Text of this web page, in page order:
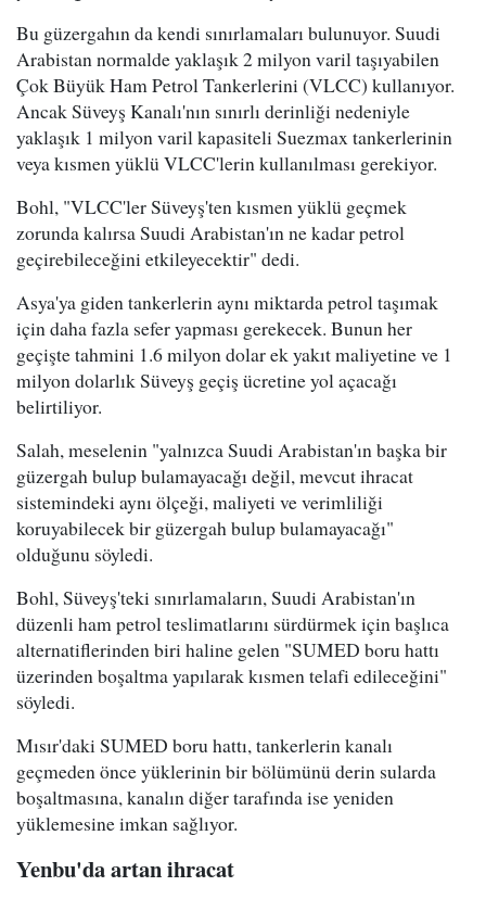
Bu güzergahın da kendi sınırlamaları bulunuyor. Suudi
Arabistan normalde yaklaşık 2 milyon varil taşıyabilen
Çok Büyük Ham Petrol Tankerlerini (VLCC) kullanıyor.
Ancak Süveyş Kanalı'nın sınırlı derinliği nedeniyle
yaklaşık 1 milyon varil kapasiteli Suezmax tankerlerinin
veya kısmen yüklü VLCC'lerin kullanılması gerekiyor.
Bohl, "VLCC'ler Süveyş'ten kısmen yüklü geçmek
zorunda kalırsa Suudi Arabistan'ın ne kadar petrol
geçirebileceğini etkileyecektir" dedi.
Asya'ya giden tankerlerin aynı miktarda petrol taşımak
için daha fazla sefer yapması gerekecek. Bunun her
geçişte tahmini 1.6 milyon dolar ek yakıt maliyetine ve 1
milyon dolarlık Süveyş geçiş ücretine yol açacağı
belirtiliyor.
Salah, meselenin "yalnızca Suudi Arabistan'ın başka bir
güzergah bulup bulamayacağı değil, mevcut ihracat
sistemindeki aynı ölçeği, maliyeti ve verimliliği
koruyabilecek bir güzergah bulup bulamayacağı"
olduğunu söyledi.
Bohl, Süveyş'teki sınırlamaların, Suudi Arabistan'ın
düzenli ham petrol teslimatlarını sürdürmek için başlıca
alternatiflerinden biri haline gelen "SUMED boru hattı
üzerinden boşaltma yapılarak kısmen telafi edileceğini"
söyledi.
Mısır'daki SUMED boru hattı, tankerlerin kanalı
geçmeden önce yüklerinin bir bölümünü derin sularda
boşaltmasına, kanalın diğer tarafında ise yeniden
yüklemesine imkan sağlıyor.
Yenbu'da artan ihracat